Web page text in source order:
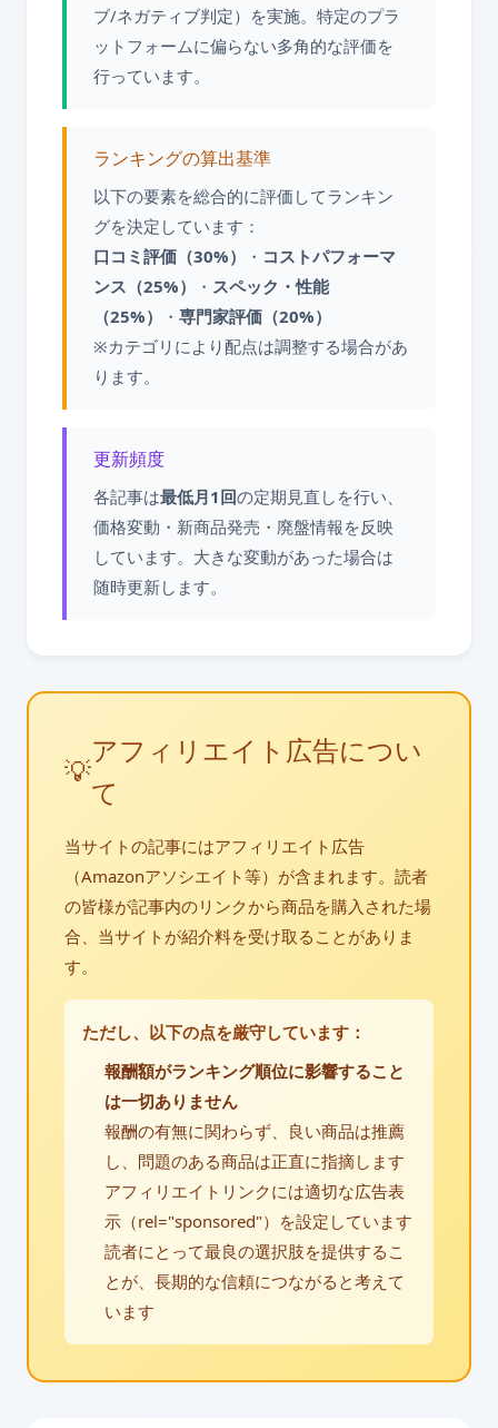
ブ/ネガティブ判定）を実施。特定のプラ
ットフォームに偏らない多角的な評価を
行っています。
ランキングの算出基準
以下の要素を総合的に評価してランキン
グを決定しています：
口コミ評価（30%）
・ コストパフォーマ
ンス（25%）
・ スペック・性能
（25%）
・ 専門家評価（20%）
※カテゴリにより配点は調整する場合があ
ります。
更新頻度
各記事は最低月1回の定期見直しを行い、
価格変動・新商品発売・廃盤情報を反映
しています。大きな変動があった場合は
随時更新します。
💡
アフィリエイト広告につい
て
当サイトの記事にはアフィリエイト広告
（Amazonアソシエイト等）が含まれます。読者
の皆様が記事内のリンクから商品を購入された場
合、当サイトが紹介料を受け取ることがありま
す。
ただし、以下の点を厳守しています：
報酬額がランキング順位に影響すること
は一切ありません
報酬の有無に関わらず、良い商品は推薦
し、問題のある商品は正直に指摘します
アフィリエイトリンクには適切な広告表
示（rel="sponsored"）を設定しています
読者にとって最良の選択肢を提供するこ
とが、長期的な信頼につながると考えて
います